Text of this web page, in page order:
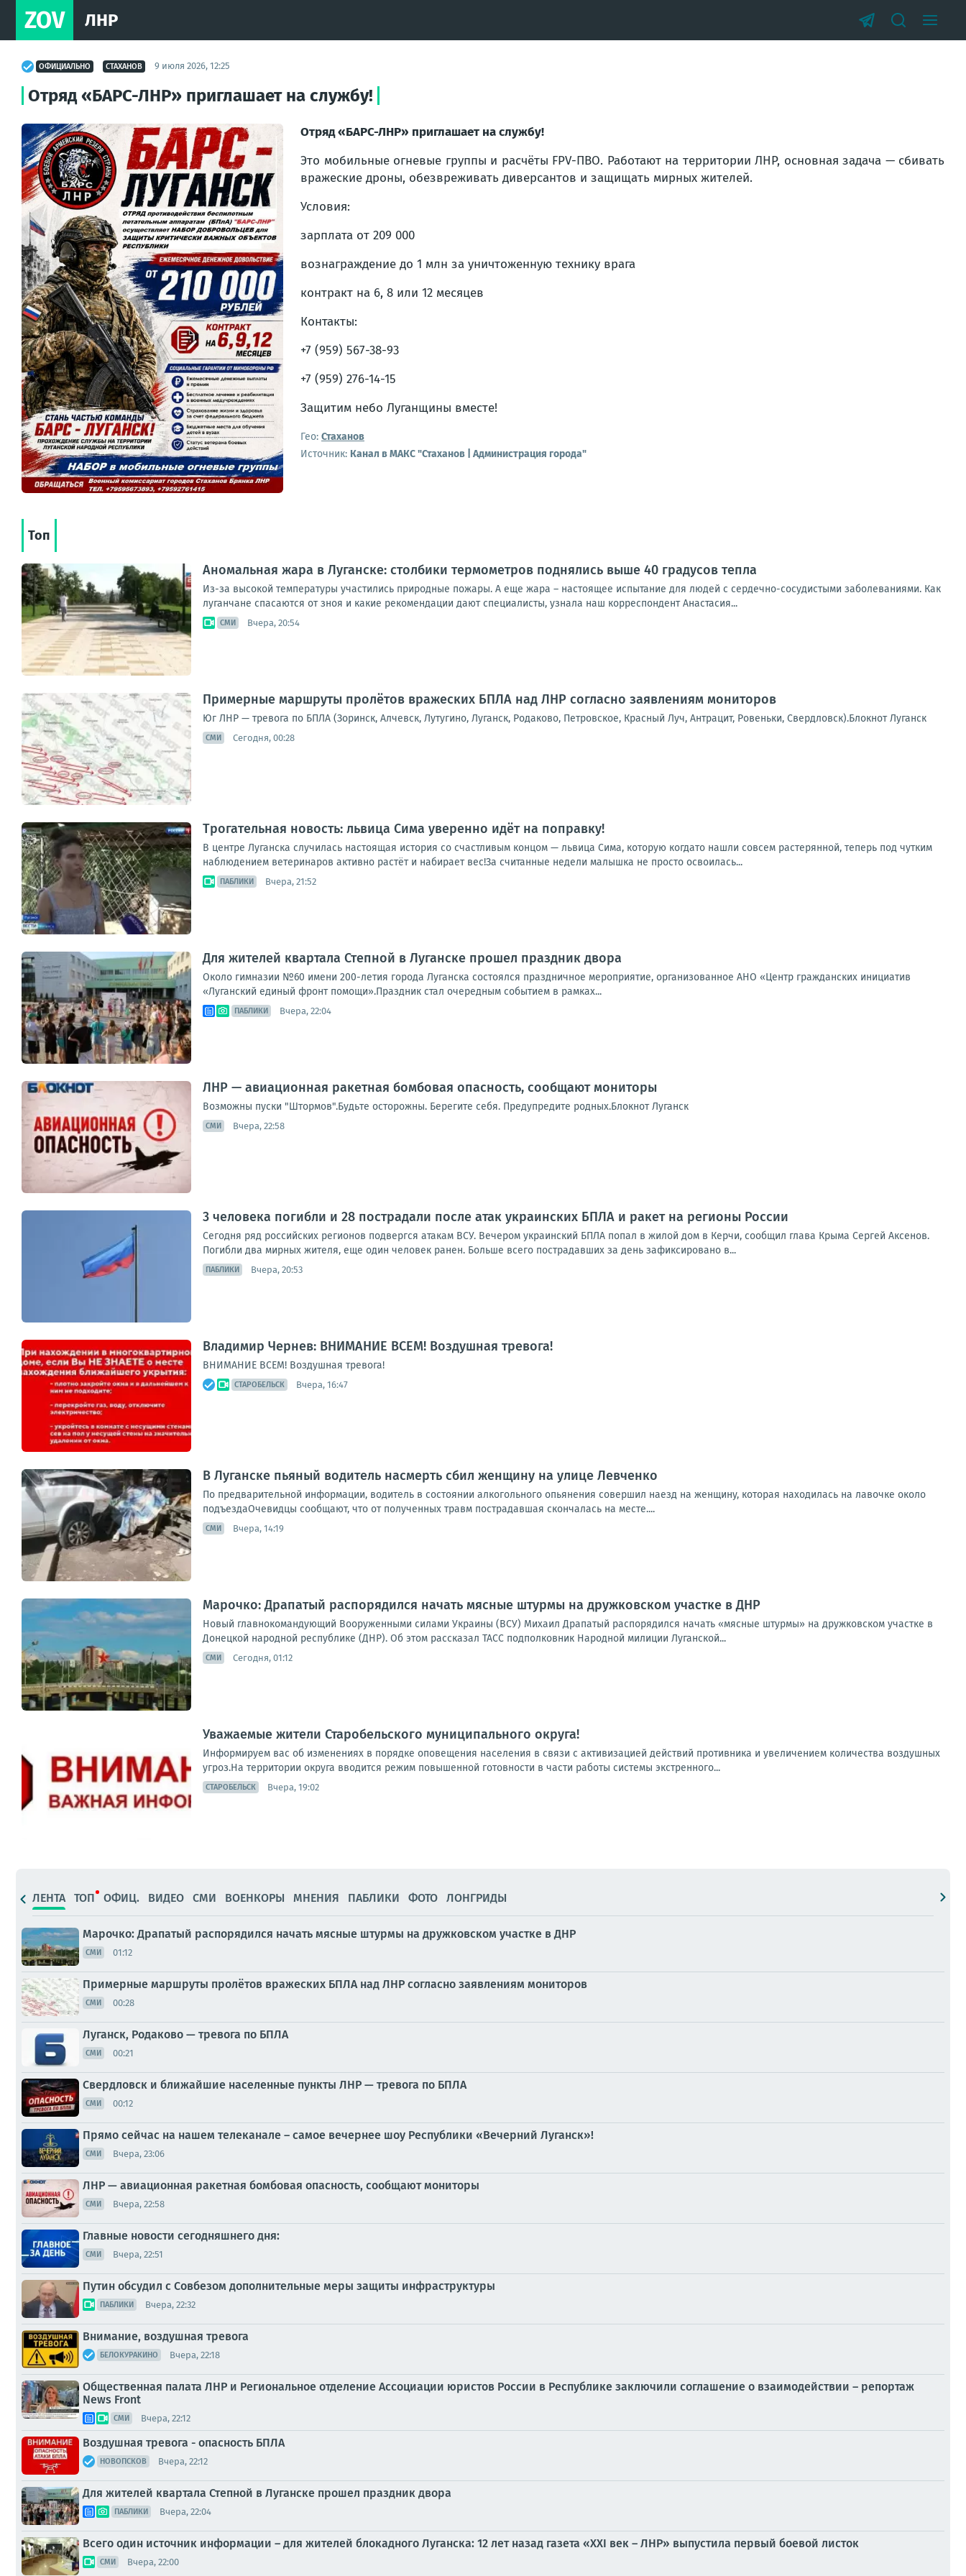
ZOV ЛНР
ОФИЦИАЛЬНО СТАХАНОВ 9 июля 2026, 12:25
Отряд «БАРС-ЛНР» приглашает на службу!
Отряд «БАРС-ЛНР» приглашает на службу!
Это мобильные огневые группы и расчёты FPV-ПВО. Работают на территории ЛНР, основная задача — сбивать
вражеские дроны, обезвреживать диверсантов и защищать мирных жителей.
Условия:
зарплата от 209 000
вознаграждение до 1 млн за уничтоженную технику врага
контракт на 6, 8 или 12 месяцев
Контакты:
+7 (959) 567-38-93
+7 (959) 276-14-15
Защитим небо Луганщины вместе!
Гео: Стаханов
Источник: Канал в МАКС "Стаханов | Администрация города"
Топ
Аномальная жара в Луганске: столбики термометров поднялись выше 40 градусов тепла
Из-за высокой температуры участились природные пожары. А еще жара – настоящее испытание для людей с сердечно-сосудистыми заболеваниями. Как
луганчане спасаются от зноя и какие рекомендации дают специалисты, узнала наш корреспондент Анастасия...
СМИ Вчера, 20:54
Примерные маршруты пролётов вражеских БПЛА над ЛНР согласно заявлениям мониторов
Юг ЛНР — тревога по БПЛА (Зоринск, Алчевск, Лутугино, Луганск, Родаково, Петровское, Красный Луч, Антрацит, Ровеньки, Свердловск).Блокнот Луганск
СМИ Сегодня, 00:28
Трогательная новость: львица Сима уверенно идёт на поправку!
В центре Луганска случилась настоящая история со счастливым концом — львица Сима, которую когдато нашли совсем растерянной, теперь под чутким
наблюдением ветеринаров активно растёт и набирает вес!За считанные недели малышка не просто освоилась...
ПАБЛИКИ Вчера, 21:52
Для жителей квартала Степной в Луганске прошел праздник двора
Около гимназии №60 имени 200-летия города Луганска состоялся праздничное мероприятие, организованное АНО «Центр гражданских инициатив
«Луганский единый фронт помощи».Праздник стал очередным событием в рамках...
ПАБЛИКИ Вчера, 22:04
ЛНР — авиационная ракетная бомбовая опасность, сообщают мониторы
Возможны пуски "Штормов".Будьте осторожны. Берегите себя. Предупредите родных.Блокнот Луганск
СМИ Вчера, 22:58
3 человека погибли и 28 пострадали после атак украинских БПЛА и ракет на регионы России
Сегодня ряд российских регионов подвергся атакам ВСУ. Вечером украинский БПЛА попал в жилой дом в Керчи, сообщил глава Крыма Сергей Аксенов.
Погибли два мирных жителя, еще один человек ранен. Больше всего пострадавших за день зафиксировано в...
ПАБЛИКИ Вчера, 20:53
Владимир Чернев: ВНИМАНИЕ ВСЕМ! Воздушная тревога!
ВНИМАНИЕ ВСЕМ! Воздушная тревога!
СТАРОБЕЛЬСК Вчера, 16:47
В Луганске пьяный водитель насмерть сбил женщину на улице Левченко
По предварительной информации, водитель в состоянии алкогольного опьянения совершил наезд на женщину, которая находилась на лавочке около
подъездаОчевидцы сообщают, что от полученных травм пострадавшая скончалась на месте....
СМИ Вчера, 14:19
Марочко: Драпатый распорядился начать мясные штурмы на дружковском участке в ДНР
Новый главнокомандующий Вооруженными силами Украины (ВСУ) Михаил Драпатый распорядился начать «мясные штурмы» на дружковском участке в
Донецкой народной республике (ДНР). Об этом рассказал ТАСС подполковник Народной милиции Луганской...
СМИ Сегодня, 01:12
Уважаемые жители Старобельского муниципального округа!
Информируем вас об изменениях в порядке оповещения населения в связи с активизацией действий противника и увеличением количества воздушных
угроз.На территории округа вводится режим повышенной готовности в части работы системы экстренного...
СТАРОБЕЛЬСК Вчера, 19:02
ЛЕНТА ТОП ОФИЦ. ВИДЕО СМИ ВОЕНКОРЫ МНЕНИЯ ПАБЛИКИ ФОТО ЛОНГРИДЫ
Марочко: Драпатый распорядился начать мясные штурмы на дружковском участке в ДНР
СМИ 01:12
Примерные маршруты пролётов вражеских БПЛА над ЛНР согласно заявлениям мониторов
СМИ 00:28
Луганск, Родаково — тревога по БПЛА
СМИ 00:21
Свердловск и ближайшие населенные пункты ЛНР — тревога по БПЛА
СМИ 00:12
Прямо сейчас на нашем телеканале – самое вечернее шоу Республики «Вечерний Луганск»!
СМИ Вчера, 23:06
ЛНР — авиационная ракетная бомбовая опасность, сообщают мониторы
СМИ Вчера, 22:58
Главные новости сегодняшнего дня:
СМИ Вчера, 22:51
Путин обсудил с Совбезом дополнительные меры защиты инфраструктуры
ПАБЛИКИ Вчера, 22:32
Внимание, воздушная тревога
БЕЛОКУРАКИНО Вчера, 22:18
Общественная палата ЛНР и Региональное отделение Ассоциации юристов России в Республике заключили соглашение о взаимодействии – репортаж
News Front
СМИ Вчера, 22:12
Воздушная тревога - опасность БПЛА
НОВОПСКОВ Вчера, 22:12
Для жителей квартала Степной в Луганске прошел праздник двора
ПАБЛИКИ Вчера, 22:04
Всего один источник информации – для жителей блокадного Луганска: 12 лет назад газета «XXI век – ЛНР» выпустила первый боевой листок
СМИ Вчера, 22:00